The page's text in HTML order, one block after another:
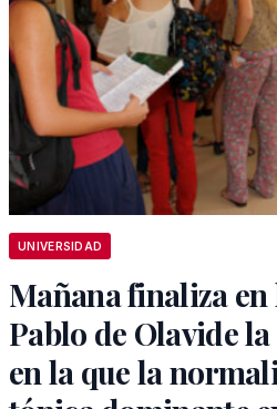
UNIVERSIDAD
Mañana finaliza
Pablo de Olavide
en la que la